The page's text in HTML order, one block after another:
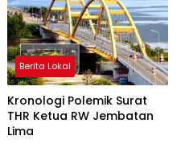
Berita Lokal
Kronologi Polemik Surat
THR Ketua RW Jembatan
Lima